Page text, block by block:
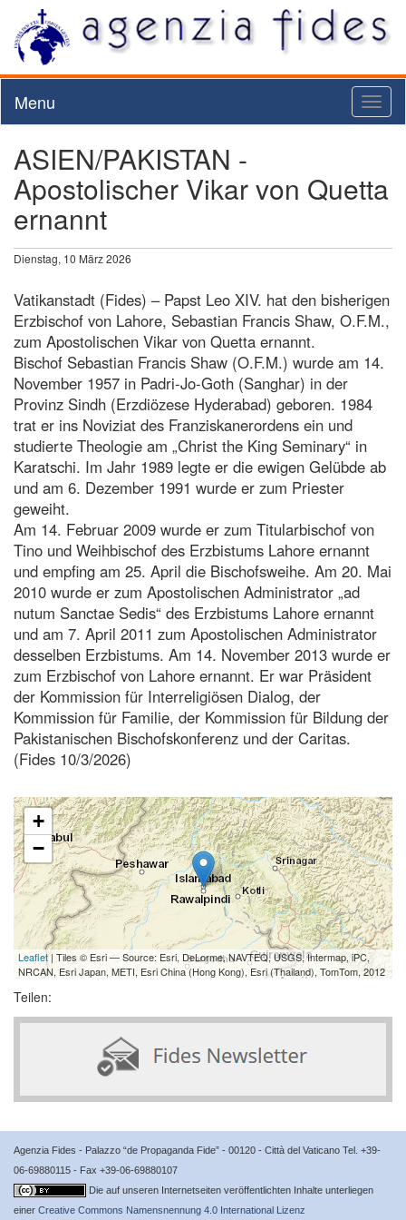
Menu
ASIEN/PAKISTAN -
Apostolischer Vikar von Quetta
ernannt
Dienstag, 10 März 2026
Vatikanstadt (Fides) – Papst Leo XIV. hat den bisherigen
Erzbischof von Lahore, Sebastian Francis Shaw, O.F.M.,
zum Apostolischen Vikar von Quetta ernannt.
Bischof Sebastian Francis Shaw (O.F.M.) wurde am 14.
November 1957 in Padri-Jo-Goth (Sanghar) in der
Provinz Sindh (Erzdiözese Hyderabad) geboren. 1984
trat er ins Noviziat des Franziskanerordens ein und
studierte Theologie am „Christ the King Seminary“ in
Karatschi. Im Jahr 1989 legte er die ewigen Gelübde ab
und am 6. Dezember 1991 wurde er zum Priester
geweiht.
Am 14. Februar 2009 wurde er zum Titularbischof von
Tino und Weihbischof des Erzbistums Lahore ernannt
und empfing am 25. April die Bischofsweihe. Am 20. Mai
2010 wurde er zum Apostolischen Administrator „ad
nutum Sanctae Sedis“ des Erzbistums Lahore ernannt
und am 7. April 2011 zum Apostolischen Administrator
desselben Erzbistums. Am 14. November 2013 wurde er
zum Erzbischof von Lahore ernannt. Er war Präsident
der Kommission für Interreligiösen Dialog, der
Kommission für Familie, der Kommission für Bildung der
Pakistanischen Bischofskonferenz und der Caritas.
(Fides 10/3/2026)
+
−
Leaflet | Tiles © Esri — Source: Esri, DeLorme, NAVTEQ, USGS, Intermap, iPC,
NRCAN, Esri Japan, METI, Esri China (Hong Kong), Esri (Thailand), TomTom, 2012
Teilen:
Agenzia Fides - Palazzo “de Propaganda Fide” - 00120 - Città del Vaticano Tel. +39-
06-69880115 - Fax +39-06-69880107
Die auf unseren Internetseiten veröffentlichten Inhalte unterliegen
einer Creative Commons Namensnennung 4.0 International Lizenz